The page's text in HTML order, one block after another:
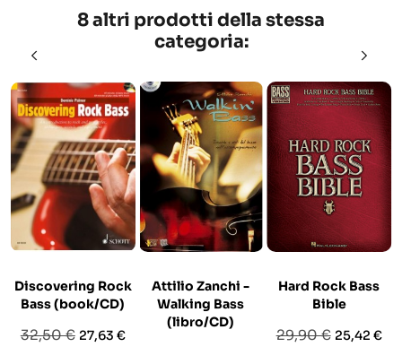
8 altri prodotti della stessa
categoria:
Discovering Rock
Bass (book/CD)
Prezzo
32,50 € Prezzo
27,63 €
Attilio Zanchi -
Walking Bass
(libro/CD)
Hard Rock Bass
Bible
Prezzo
29,90 € Prezzo
25,42 €